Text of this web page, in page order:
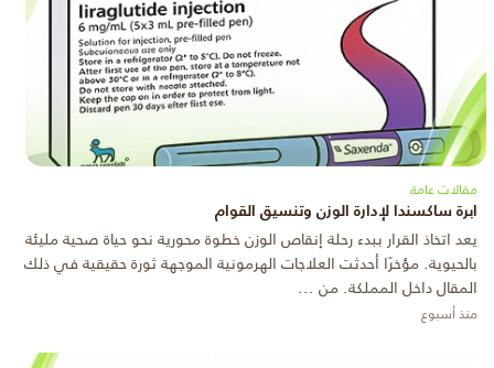
مقالات عامة
ابرة ساكسندا لإدارة الوزن وتنسيق القوام
يعد اتخاذ القرار ببدء رحلة إنقاص الوزن خطوة محورية نحو حياة صحية مليئة
بالحيوية. مؤخرًا أحدثت العلاجات الهرمونية الموجهة ثورة حقيقية في ذلك
المقال داخل المملكة. من ...
منذ أسبوع